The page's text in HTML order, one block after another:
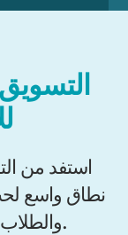
التسويق
استفد من
نطاق واسع
والطلاب والحضور على اتخاذ إجراءات.